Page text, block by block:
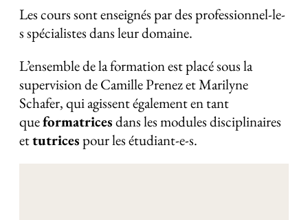
Les cours sont enseignés par des professionnel-le-
s spécialistes dans leur domaine.
L’ensemble de la formation est placé sous la
supervision de Camille Prenez et Marilyne
Schafer, qui agissent également en tant
queformatricesdans les modules disciplinaires
ettutricespour les étudiant-e-s.